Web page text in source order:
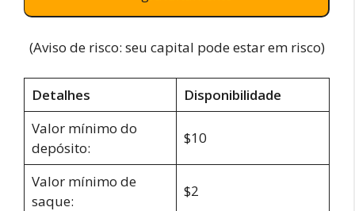
(Aviso de risco: seu capital pode estar em risco)
Detalhes
Disponibilidade
Valor mínimo do
depósito:
$10
Valor mínimo de
saque:
$2